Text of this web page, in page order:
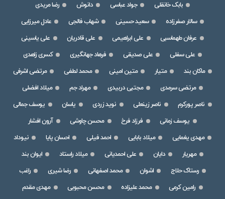
بابک خانقلی
جواد عباسی دانوش
رضا مریدی
سالار صفرزاده
سعید حسینی شهاب فالجی
عادل میرزایی
عرفان طهماسبی
علی ابراهیمی علی قادریان
علی یاسینی
علی سفلی
علی صدیقی فرهاد جهانگیری
کسری زاهدی
ماکان بند
متیار متین امینی محمد لطفی
مرتضی اشرفی
مرتضی سرمدی
مجتبی دربیدی مهراد جم
میلاد افضلی
ناصر پورکرم
ناصر زینعلی نوید زردی یاسان
یوسف جمالی
یوسف زمانی
فرزاد فرخ محسن چاوشی
آرون افشار
مهدی یغمایی
میلاد بابایی احمد فیلی احسان پایا
نیوداد
مهریار
دایان علی احمدیانی میلاد راستاد
ایوان بند
رستاک حلاج
اشوان محمد اصفهانی رضا شیری
راغب
رامین کرمی
محمد علیزاده محسن محبوبی
مهدی مقدم